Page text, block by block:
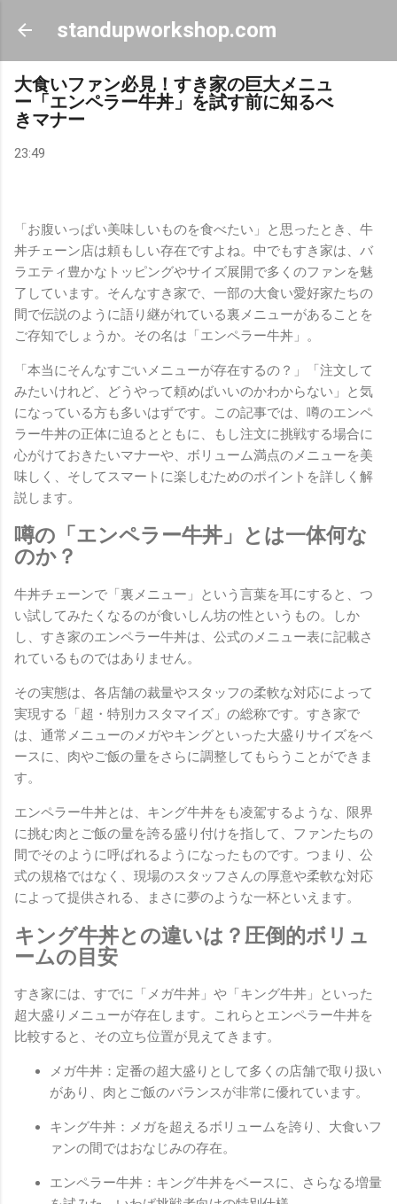
スキップしてメイン コンテンツに移動
standupworkshop.com
大食いファン必見！すき家の巨大メニュ
ー「エンペラー牛丼」を試す前に知るべ
きマナー
23:49
「お腹いっぱい美味しいものを食べたい」と思ったとき、牛
丼チェーン店は頼もしい存在ですよね。中でもすき家は、バ
ラエティ豊かなトッピングやサイズ展開で多くのファンを魅
了しています。そんなすき家で、一部の大食い愛好家たちの
間で伝説のように語り継がれている裏メニューがあることを
ご存知でしょうか。その名は「エンペラー牛丼」。
「本当にそんなすごいメニューが存在するの？」「注文して
みたいけれど、どうやって頼めばいいのかわからない」と気
になっている方も多いはずです。この記事では、噂のエンペ
ラー牛丼の正体に迫るとともに、もし注文に挑戦する場合に
心がけておきたいマナーや、ボリューム満点のメニューを美
味しく、そしてスマートに楽しむためのポイントを詳しく解
説します。
噂の「エンペラー牛丼」とは一体何な
のか？
牛丼チェーンで「裏メニュー」という言葉を耳にすると、つ
い試してみたくなるのが食いしん坊の性というもの。しか
し、すき家のエンペラー牛丼は、公式のメニュー表に記載さ
れているものではありません。
その実態は、各店舗の裁量やスタッフの柔軟な対応によって
実現する「超・特別カスタマイズ」の総称です。すき家で
は、通常メニューのメガやキングといった大盛りサイズをベ
ースに、肉やご飯の量をさらに調整してもらうことができま
す。
エンペラー牛丼とは、キング牛丼をも凌駕するような、限界
に挑む肉とご飯の量を誇る盛り付けを指して、ファンたちの
間でそのように呼ばれるようになったものです。つまり、公
式の規格ではなく、現場のスタッフさんの厚意や柔軟な対応
によって提供される、まさに夢のような一杯といえます。
キング牛丼との違いは？圧倒的ボリュ
ームの目安
すき家には、すでに「メガ牛丼」や「キング牛丼」といった
超大盛りメニューが存在します。これらとエンペラー牛丼を
比較すると、その立ち位置が見えてきます。
メガ牛丼：定番の超大盛りとして多くの店舗で取り扱い
があり、肉とご飯のバランスが非常に優れています。
キング牛丼：メガを超えるボリュームを誇り、大食いフ
ァンの間ではおなじみの存在。
エンペラー牛丼：キング牛丼をベースに、さらなる増量